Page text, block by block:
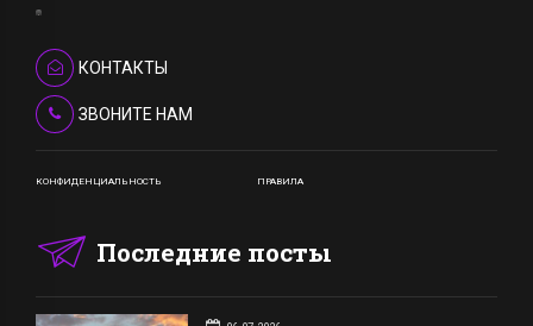
КОНТАКТЫ
ЗВОНИТЕ НАМ
КОНФИДЕНЦИАЛЬНОСТЬ ПРАВИЛА
Последние посты